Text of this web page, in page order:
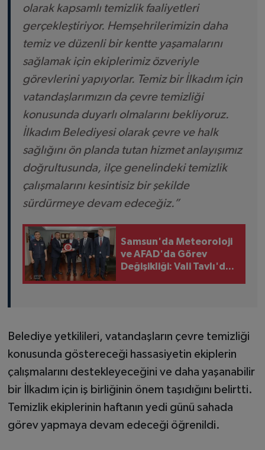
olarak kapsamlı temizlik faaliyetleri
gerçekleştiriyor. Hemşehrilerimizin daha
temiz ve düzenli bir kentte yaşamalarını
sağlamak için ekiplerimiz özveriyle
görevlerini yapıyorlar. Temiz bir İlkadım için
vatandaşlarımızın da çevre temizliği
konusunda duyarlı olmalarını bekliyoruz.
İlkadım Belediyesi olarak çevre ve halk
sağlığını ön planda tutan hizmet anlayışımız
doğrultusunda, ilçe genelindeki temizlik
çalışmalarını kesintisiz bir şekilde
sürdürmeye devam edeceğiz.”
Samsun'da Meteoroloji
ve AFAD'da Görev
Değişikliği: Vali Tavlı'dan
Belediye yetkilileri, vatandaşların çevre temizliği
konusunda göstereceği hassasiyetin ekiplerin
çalışmalarını destekleyeceğini ve daha yaşanabilir
bir İlkadım için iş birliğinin önem taşıdığını belirtti.
Temizlik ekiplerinin haftanın yedi günü sahada
görev yapmaya devam edeceği öğrenildi.